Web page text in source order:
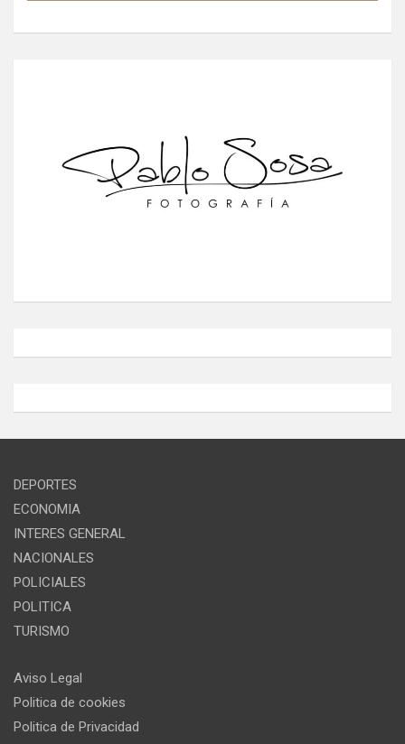
DEPORTES
ECONOMIA
INTERES GENERAL
NACIONALES
POLICIALES
POLITICA
TURISMO
Aviso Legal
Politica de cookies
Politica de Privacidad